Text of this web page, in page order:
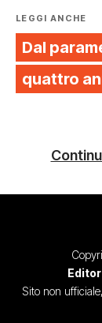
LEGGI ANCHE
Dal
quattro
Sito non